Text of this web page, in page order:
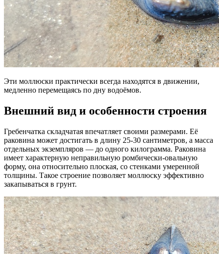
Эти моллюски практически всегда находятся в движении,
медленно перемещаясь по дну водоёмов.
Внешний вид и особенности строения
Гребенчатка складчатая впечатляет своими размерами. Её
раковина может достигать в длину 25-30 сантиметров, а масса
отдельных экземпляров — до одного килограмма. Раковина
имеет характерную неправильную ромбически-овальную
форму, она относительно плоская, со стенками умеренной
толщины. Такое строение позволяет моллюску эффективно
закапываться в грунт.